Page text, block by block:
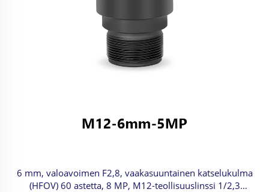
6 mm, valoavoimen F2,8, vaakasuuntainen katselukulma
(HFOV) 60 astetta, 8 MP, M12-teollisuuslinssi 1/2,3